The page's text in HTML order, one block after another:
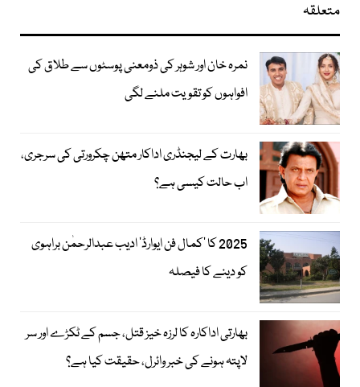
متعلقہ
نمرہ خان اور شوہر کی ذومعنی پوسٹوں سے طلاق کی
افواہوں کو تقویت ملنے لگی
بھارت کے لیجنڈری اداکار متھن چکرورتی کی سرجری،
اب حالت کیسی ہے؟
2025 کا ’کمال فن ایوارڈ‘ ادیب عبدالرحمٰن براہوی
کو دینے کا فیصلہ
بھارتی اداکارہ کا لرزہ خیز قتل، جسم کے ٹکڑے اور سر
لاپتہ ہونے کی خبر وائرل، حقیقت کیا ہے؟